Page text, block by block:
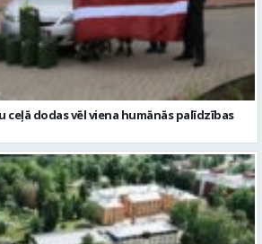
ceļā dodas vēl viena humānās palīdzības